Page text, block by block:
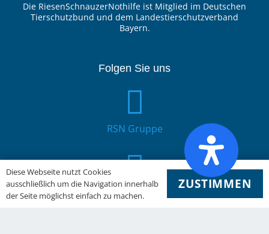
Die RiesenSchnauzerNothilfe ist Mitglied im Deutschen
Tierschutzbund und dem Landestierschutzverband
Bayern.
Folgen Sie uns
RSN Gruppe
YouTube
Diese Webseite nutzt Cookies
ausschließlich um die Navigation innerhalb
der Seite möglichst einfach zu machen.
ZUSTIMMEN